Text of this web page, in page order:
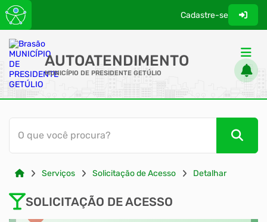
Cadastre-se
AUTOATENDIMENTO
MUNICÍPIO DE PRESIDENTE GETÚLIO
ACESSO RÁPIDO
Acessibilidade
Transparência
O que você procura?
Serviços Solicitação de Acesso Detalhar
SOLICITAÇÃO DE ACESSO